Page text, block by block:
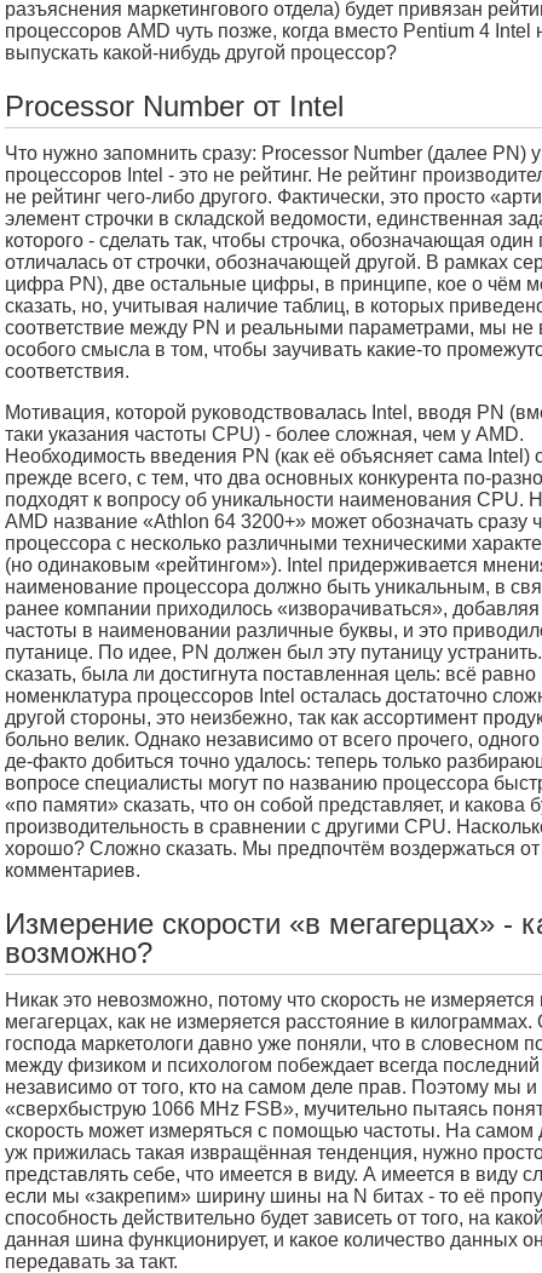
разъяснения маркетингового отдела) будет привязан
процессоров AMD чуть позже, когда вместо Pentium 4 Intel
выпускать какой-нибудь другой процессор?
Processor Number от Intel
Что нужно запомнить сразу: Processor Number (далее PN) у
процессоров Intel - это не рейтинг. Не рейтинг
не рейтинг чего-либо другого. Фактически, это просто
элемент строчки в складской ведомости, единственная
которого - сделать так, чтобы строчка, обозначающая один
отличалась от строчки, обозначающей другой. В рамках
цифра PN), две остальные цифры, в принципе, кое о чём
сказать, но, учитывая наличие таблиц, в которых
соответствие между PN и реальными параметрами, мы не
особого смысла в том, чтобы заучивать какие-то
соответствия.
Мотивация, которой руководствовалась Intel, вводя PN
таки указания частоты CPU) - более сложная, чем у AMD.
Необходимость введения PN (как её объясняет сама Intel)
прежде всего, с тем, что два основных конкурента по-
подходят к вопросу об уникальности наименования CPU.
AMD название «Athlon 64 3200+» может обозначать сразу
процессора с несколько различными техническими
(но одинаковым «рейтингом»). Intel придерживается
наименование процессора должно быть уникальным, в
ранее компании приходилось «изворачиваться»,
частоты в наименовании различные буквы, и это
путанице. По идее, PN должен был эту путаницу
сказать, была ли достигнута поставленная цель: всё равно
номенклатура процессоров Intel осталась достаточно
другой стороны, это неизбежно, так как ассортимент
больно велик. Однако независимо от всего прочего,
де-факто добиться точно удалось: теперь только
вопросе специалисты могут по названию процессора
«по памяти» сказать, что он собой представляет, и какова
производительность в сравнении с другими CPU.
хорошо? Сложно сказать. Мы предпочтём воздержаться от
комментариев.
Измерение скорости «в мегагерцах» -
возможно?
Никак это невозможно, потому что скорость не измеряется
мегагерцах, как не измеряется расстояние в килограммах.
господа маркетологи давно уже поняли, что в словесном
между физиком и психологом побеждает всегда
независимо от того, кто на самом деле прав. Поэтому мы
«сверхбыструю 1066 MHz FSB», мучительно пытаясь
скорость может измеряться с помощью частоты. На самом
уж прижилась такая извращённая тенденция, нужно
представлять себе, что имеется в виду. А имеется в виду
если мы «закрепим» ширину шины на N битах - то её
способность действительно будет зависеть от того, на
данная шина функционирует, и какое количество данных
передавать за такт.